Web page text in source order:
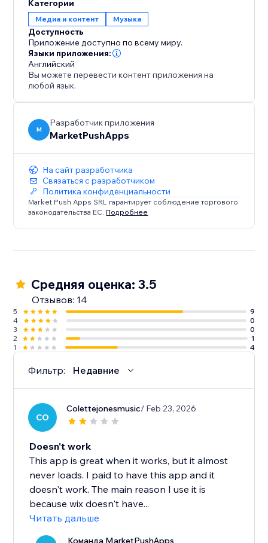
Категории
Медиа и контент Музыка
Доступность
Приложение доступно по всему миру.
Языки приложения:
Английский
Вы можете перевести контент приложения на
любой язык.
M
Разработчик приложения
MarketPushApps
На сайт разработчика
Связаться с разработчиком
Политика конфиденциальности
Market Push Apps SRL гарантирует соблюдение торгового
законодательства ЕС. Подробнее
Средняя оценка: 3.5
Отзывов: 14
5
9
4
0
3
0
2
1
1
4
Фильтр: Недавние
CO
Colettejonesmusic/ Feb 23, 2026
Doesn't work
This app is great when it works, but it almost
never loads. I paid to have this app and it
doesn't work. The main reason I use it is
because wix doesn't have...
Читать дальше
Команда MarketPushApps